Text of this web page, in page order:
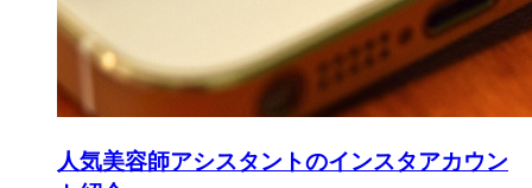
人気美容師アシスタントのインスタアカウン